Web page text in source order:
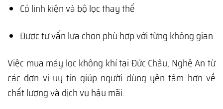
Có linh kiện và bộ lọc thay thế
Được tư vấn lựa chọn phù hợp với từng không gian
Việc mua máy lọc không khí tại Đức Châu, Nghệ An từ
các đơn vị uy tín giúp người dùng yên tâm hơn về
chất lượng và dịch vụ hậu mãi.